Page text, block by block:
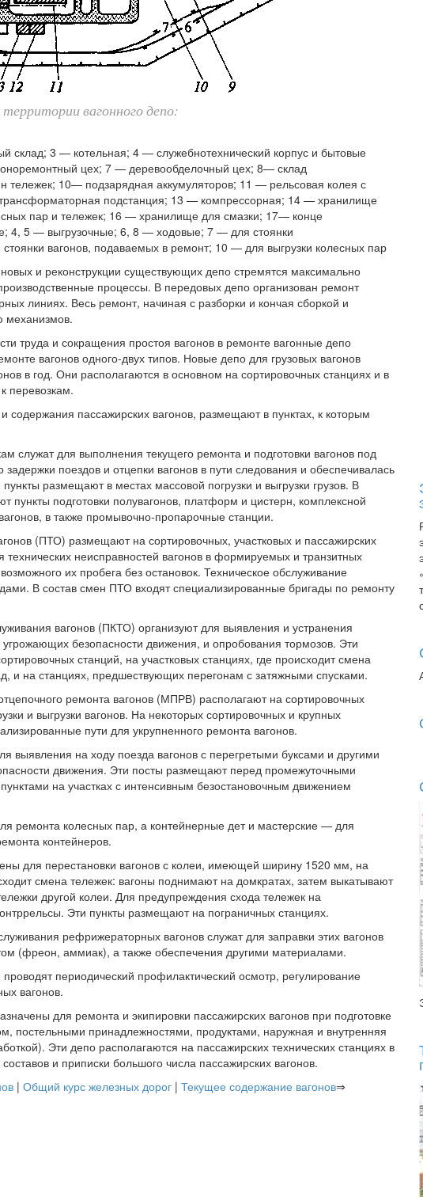
вагонного депо:
склад; 3 — котельная; 4 — служебнотехнический корпус и бытовые
цех; 7 — деревообделочный цех; 8— склад
тележек; 10— подзарядная аккумуляторов; 11 — рельсовая колея с
подстанция; 13 — компрессорная; 14 — хранилище
пар и тележек; 16 — хранилище для смазки; 17— конце
4, 5 — выгрузочные; 6, 8 — ходовые; 7 — для стоянки
вагонов, подаваемых в ремонт; 10 — для выгрузки колесных пар
и реконструкции существующих депо стремятся максимально
процессы. В передовых депо организован ремонт
линиях. Весь ремонт, начиная с разборки и кончая сборкой и
механизмов.
труда и сокращения простоя вагонов в ремонте вагонные депо
вагонов одного-двух типов. Новые депо для грузовых вагонов
в год. Они располагаются в основном на сортировочных станциях и в
перевозкам.
пассажирских вагонов, размещают в пунктах, к которым
служат для выполнения текущего ремонта и подготовки вагонов под
поездов и отцепки вагонов в пути следования и обеспечивалась
размещают в местах массовой погрузки и выгрузки грузов. В
пункты подготовки полувагонов, платформ и цистерн, комплексной
в также промывочно-пропарочные станции.
(ПТО) размещают на сортировочных, участковых и пассажирских
неисправностей вагонов в формируемых и транзитных
их пробега без остановок. Техническое обслуживание
В состав смен ПТО входят специализированные бригады по ремонту
вагонов (ПКТО) организуют для выявления и устранения
угрожающих безопасности движения, и опробования тормозов. Эти
станций, на участковых станциях, где происходит смена
и на станциях, предшествующих перегонам с затяжными спусками.
ремонта вагонов (МПРВ) располагают на сортировочных
и выгрузки вагонов. На некоторых сортировочных и крупных
пути для укрупненного ремонта вагонов.
выявления на ходу поезда вагонов с перегретыми буксами и другими
движения. Эти посты размещают перед промежуточными
на участках с интенсивным безостановочным движением
ремонта колесных пар, а контейнерные дет и мастерские — для
контейнеров.
для перестановки вагонов с колеи, имеющей ширину 1520 мм, на
смена тележек: вагоны поднимают на домкратах, затем выкатывают
другой колеи. Для предупреждения схода тележек на
Эти пункты размещают на пограничных станциях.
рефрижераторных вагонов служат для заправки этих вагонов
(фреон, аммиак), а также обеспечения другими материалами.
проводят периодический профилактический осмотр, регулирование
вагонов.
для ремонта и экипировки пассажирских вагонов при подготовке
постельными принадлежностями, продуктами, наружная и внутренняя
Эти депо располагаются на пассажирских технических станциях в
и приписки большого числа пассажирских вагонов.
| Общий курс железных дорог| Текущее содержание вагонов⇒